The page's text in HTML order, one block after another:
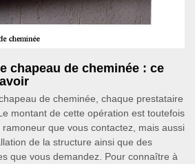
chapeau de cheminée : ce
de cheminée, chaque prestataire
montant de cette opération est toutefois
que vous contactez, mais aussi
de la structure ainsi que des
que vous demandez. Pour connaître à